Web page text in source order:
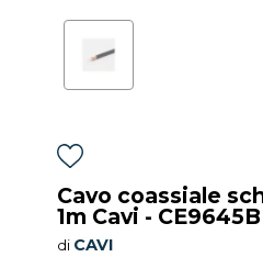
Cavo coassiale
1m Cavi - CE9645B
di CAVI